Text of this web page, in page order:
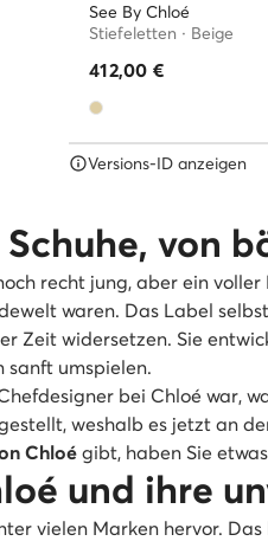
See By Chloé
Stiefeletten · Beige
412,00 €
Versions-ID anzeigen
Schuhe, von
recht jung, aber ein
waren. Das Label
Zeit widersetzen. Sie
sanft umspielen.
bei Chloé war,
weshalb es jetzt an
Chloé gibt, haben Sie
und ihre
vielen Marken hervor.